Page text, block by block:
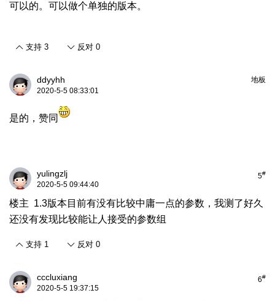
可以的。可以做个单独的版本。
支持 3 反对 0
地板
ddyyhh
2020-5-5 08:33:01
是的，赞同
5#
yulingzlj
2020-5-5 09:44:40
楼主 1.3版本目前有没有比较中庸一点的参数，我测了好久
还没有发现比较能让人接受的参数组
支持 1 反对 0
6#
cccluxiang
2020-5-5 19:37:15